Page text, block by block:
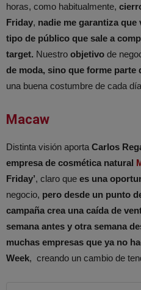
horas, como habitualmente,
Friday, nadie me garantiza que
tipo de público que sale a
target. Nuestro objetivo de
de moda, sino que forme parte
una buena costumbre de cada
Macaw
Distinta visión aporta Carlos
empresa de cosmética natural
Friday’, claro que es una
negocio, pero desde un punto
campaña crea una caída de
semana antes y otra semana
muchas empresas que ya no
Week, creando un cambio de